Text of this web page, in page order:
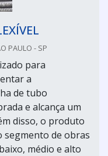
PAULO - SP
para
a
de tubo
e alcança um
disso, o produto
segmento de obras
médio e alto